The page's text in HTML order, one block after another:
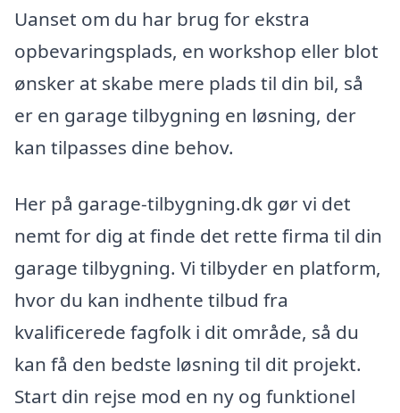
Uanset om du har brug for ekstra
opbevaringsplads, en workshop eller blot
ønsker at skabe mere plads til din bil, så
er en garage tilbygning en løsning, der
kan tilpasses dine behov.
Her på garage-tilbygning.dk gør vi det
nemt for dig at finde det rette firma til din
garage tilbygning. Vi tilbyder en platform,
hvor du kan indhente tilbud fra
kvalificerede fagfolk i dit område, så du
kan få den bedste løsning til dit projekt.
Start din rejse mod en ny og funktionel